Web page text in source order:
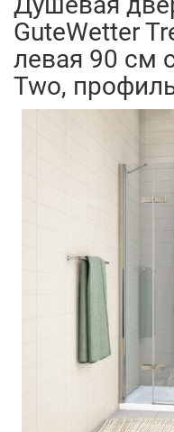
GuteWetter
левая 90 см
Two,